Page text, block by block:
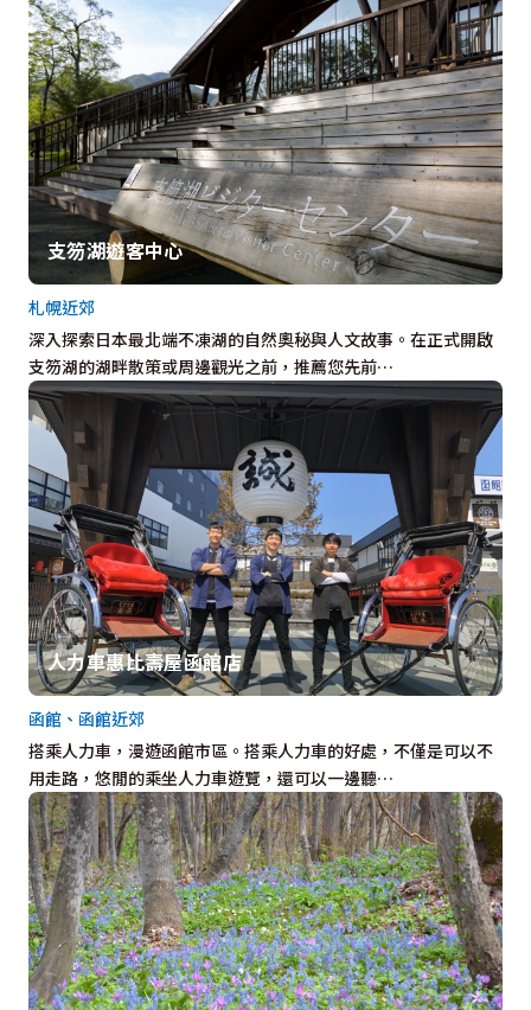
支笏湖遊客中心
深入探索日本最北端不凍湖的自然奧秘與人文故事。在正式開啟
支笏湖的湖畔散策或周邊觀光之前，推薦您先前…
札幌近郊
人力車惠比壽屋函館店
搭乘人力車，漫遊函館市區。搭乘人力車的好處，不僅是可以不
用走路，悠閒的乘坐人力車遊覽，還可以一邊聽…
函館、函館近郊